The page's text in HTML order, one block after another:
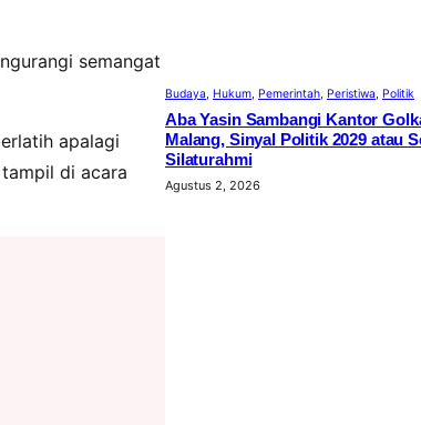
semangat
apalagi
di acara
Budaya, Hukum, Pemerintah, Peristiwa, Politik
Aba Yasin Sambangi Kantor
Malang, Sinyal Politik 2029 atau
Silaturahmi
Agustus 2, 2026